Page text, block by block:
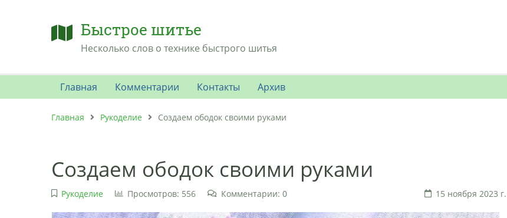
Быстрое шитье
Несколько слов о технике быстрого шитья
Главная Комментарии Контакты Архив
Главная Рукоделие Создаем ободок своими руками
Создаем ободок своими руками
Рукоделие Просмотров: 556 Комментарии: 0 15 ноября 2023 г.